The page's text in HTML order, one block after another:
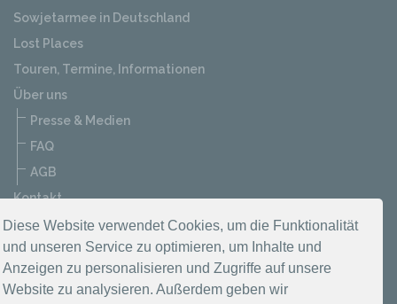
Diese Website verwendet Cookies, um die Funktionalität
und unseren Service zu optimieren, um Inhalte und
Anzeigen zu personalisieren und Zugriffe auf unsere
Website zu analysieren. Außerdem geben wir
Sowjetarmee in Deutschland
Lost Places
Touren, Termine, Informationen
Über uns
Presse & Medien
FAQ
AGB
Kontakt
Datenschutzerklärung
Impressum